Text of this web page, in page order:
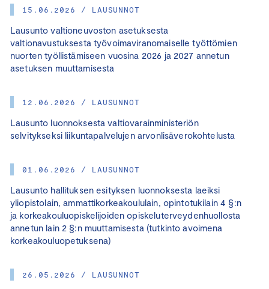
15.06.2026 / LAUSUNNOT
Lausunto valtioneuvoston asetuksesta
valtionavustuksesta työvoimaviranomaiselle työttömien
nuorten työllistämiseen vuosina 2026 ja 2027 annetun
asetuksen muuttamisesta
12.06.2026 / LAUSUNNOT
Lausunto luonnoksesta valtiovarainministeriön
selvitykseksi liikuntapalvelujen arvonlisäverokohtelusta
01.06.2026 / LAUSUNNOT
Lausunto hallituksen esityksen luonnoksesta laeiksi
yliopistolain, ammattikorkeakoululain, opintotukilain 4 §:n
ja korkeakouluopiskelijoiden opiskeluterveydenhuollosta
annetun lain 2 §:n muuttamisesta (tutkinto avoimena
korkeakouluopetuksena)
26.05.2026 / LAUSUNNOT